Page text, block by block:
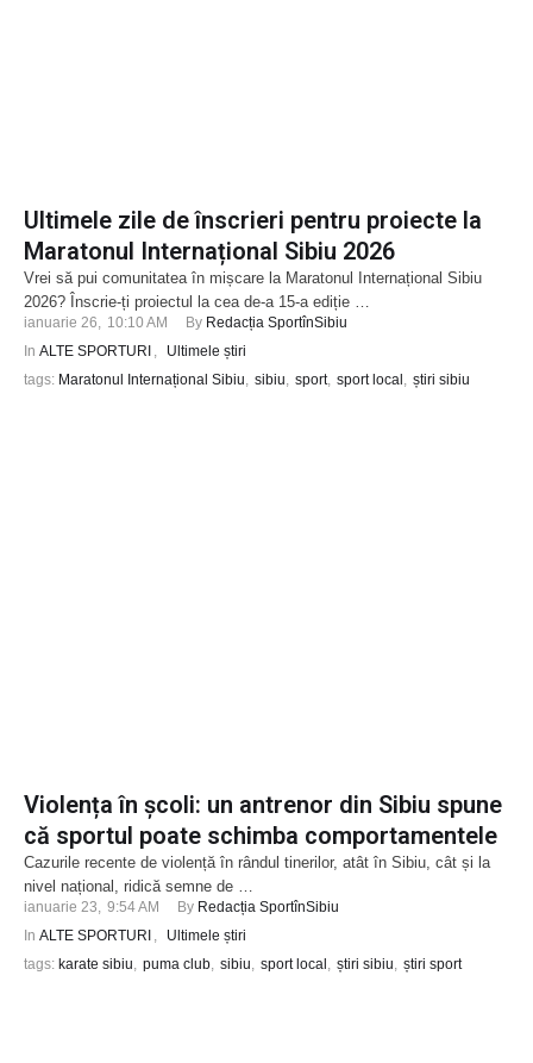
Ultimele zile de înscrieri pentru proiecte la
Maratonul Internațional Sibiu 2026
Vrei să pui comunitatea în mișcare la Maratonul Internațional Sibiu
2026? Înscrie-ți proiectul la cea de-a 15-a ediție …
ianuarie 26, 10:10 AM By Redacția SportînSibiu
In ALTE SPORTURI ,
Ultimele știri
tags: Maratonul Internațional Sibiu, sibiu, sport, sport local , știri sibiu
Violența în școli: un antrenor din Sibiu spune
că sportul poate schimba comportamentele
Cazurile recente de violență în rândul tinerilor, atât în Sibiu, cât și la
nivel național, ridică semne de …
ianuarie 23, 9:54 AM By Redacția SportînSibiu
In ALTE SPORTURI ,
Ultimele știri
tags: karate sibiu, puma club, sibiu, sport local , știri sibiu, știri sport